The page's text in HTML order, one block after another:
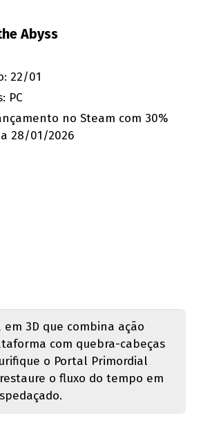
Abyss
22/01
PC
no Steam com 30%
28/01/2026
em 3D que combina ação
com quebra-cabeças
o Portal Primordial
o fluxo do tempo em